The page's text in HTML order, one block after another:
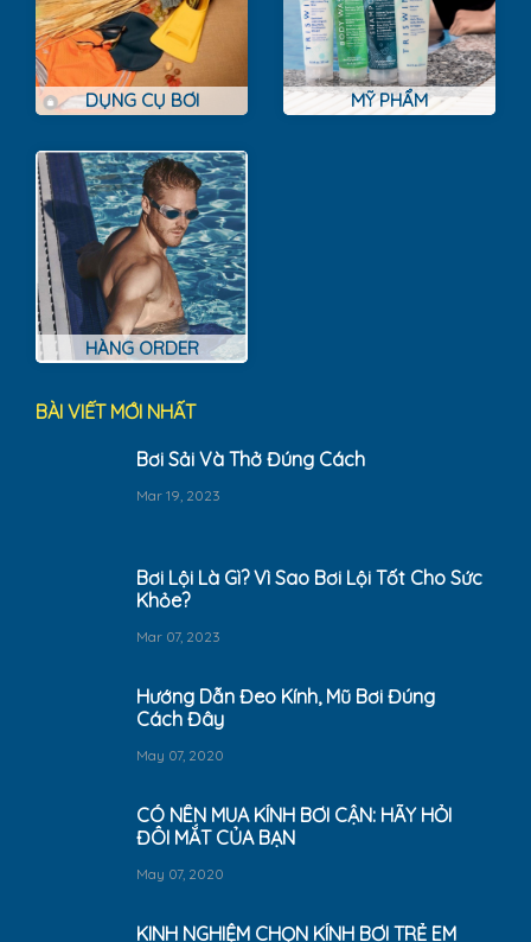
DỤNG CỤ BƠI MỸ PHẨM
HÀNG ORDER
BÀI VIẾT MỚI NHẤT
Bơi Sải Và Thở Đúng Cách
Mar 19, 2023
Bơi Lội Là Gì? Vì Sao Bơi Lội Tốt Cho Sức
Khỏe?
Mar 07, 2023
Hướng Dẫn Đeo Kính, Mũ Bơi Đúng
Cách Đây
May 07, 2020
CÓ NÊN MUA KÍNH BƠI CẬN: HÃY HỎI
ĐÔI MẮT CỦA BẠN
May 07, 2020
KINH NGHIỆM CHỌN KÍNH BƠI TRẺ EM